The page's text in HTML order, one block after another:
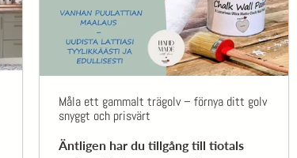
Måla ett gammalt trägolv – förnya ditt golv
snyggt och prisvärt
Äntligen har du tillgång till tiotals